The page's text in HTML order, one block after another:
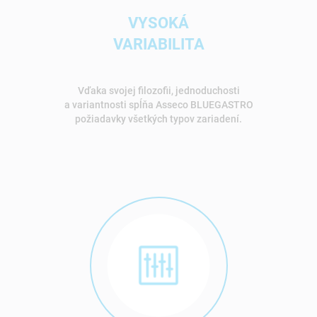
VYSOKÁ
VARIABILITA
Vďaka svojej filozofii, jednoduchosti
a variantnosti spĺňa Asseco BLUEGASTRO
požiadavky všetkých typov zariadení.